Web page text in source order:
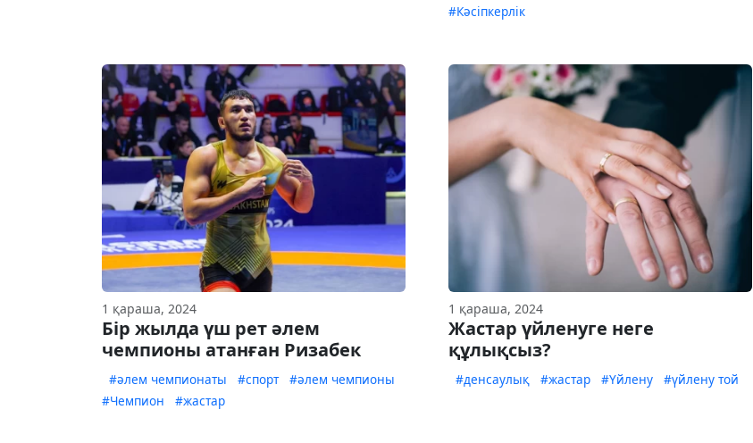
#Кәсіпкерлік
1 қараша, 2024
Бір жылда үш рет әлем
чемпионы атанған Ризабек
#әлем чемпионаты #спорт
#әлем чемпионы
#Чемпион
#жастар
1 қараша, 2024
Жастар үйленуге неге
құлықсыз?
#денсаулық #жастар #Үйлену #үйлену той